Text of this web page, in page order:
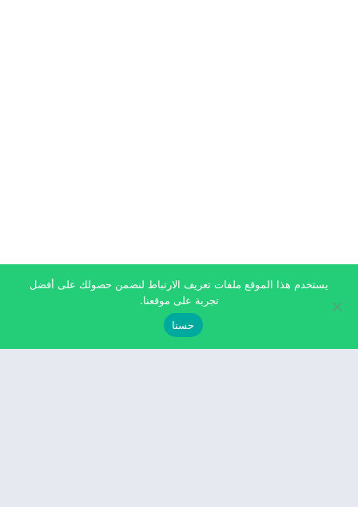
يستخدم هذا الموقع ملفات تعريف الارتباط لنضمن حصولك على أفضل
تجربة على موقعنا.
حسنا